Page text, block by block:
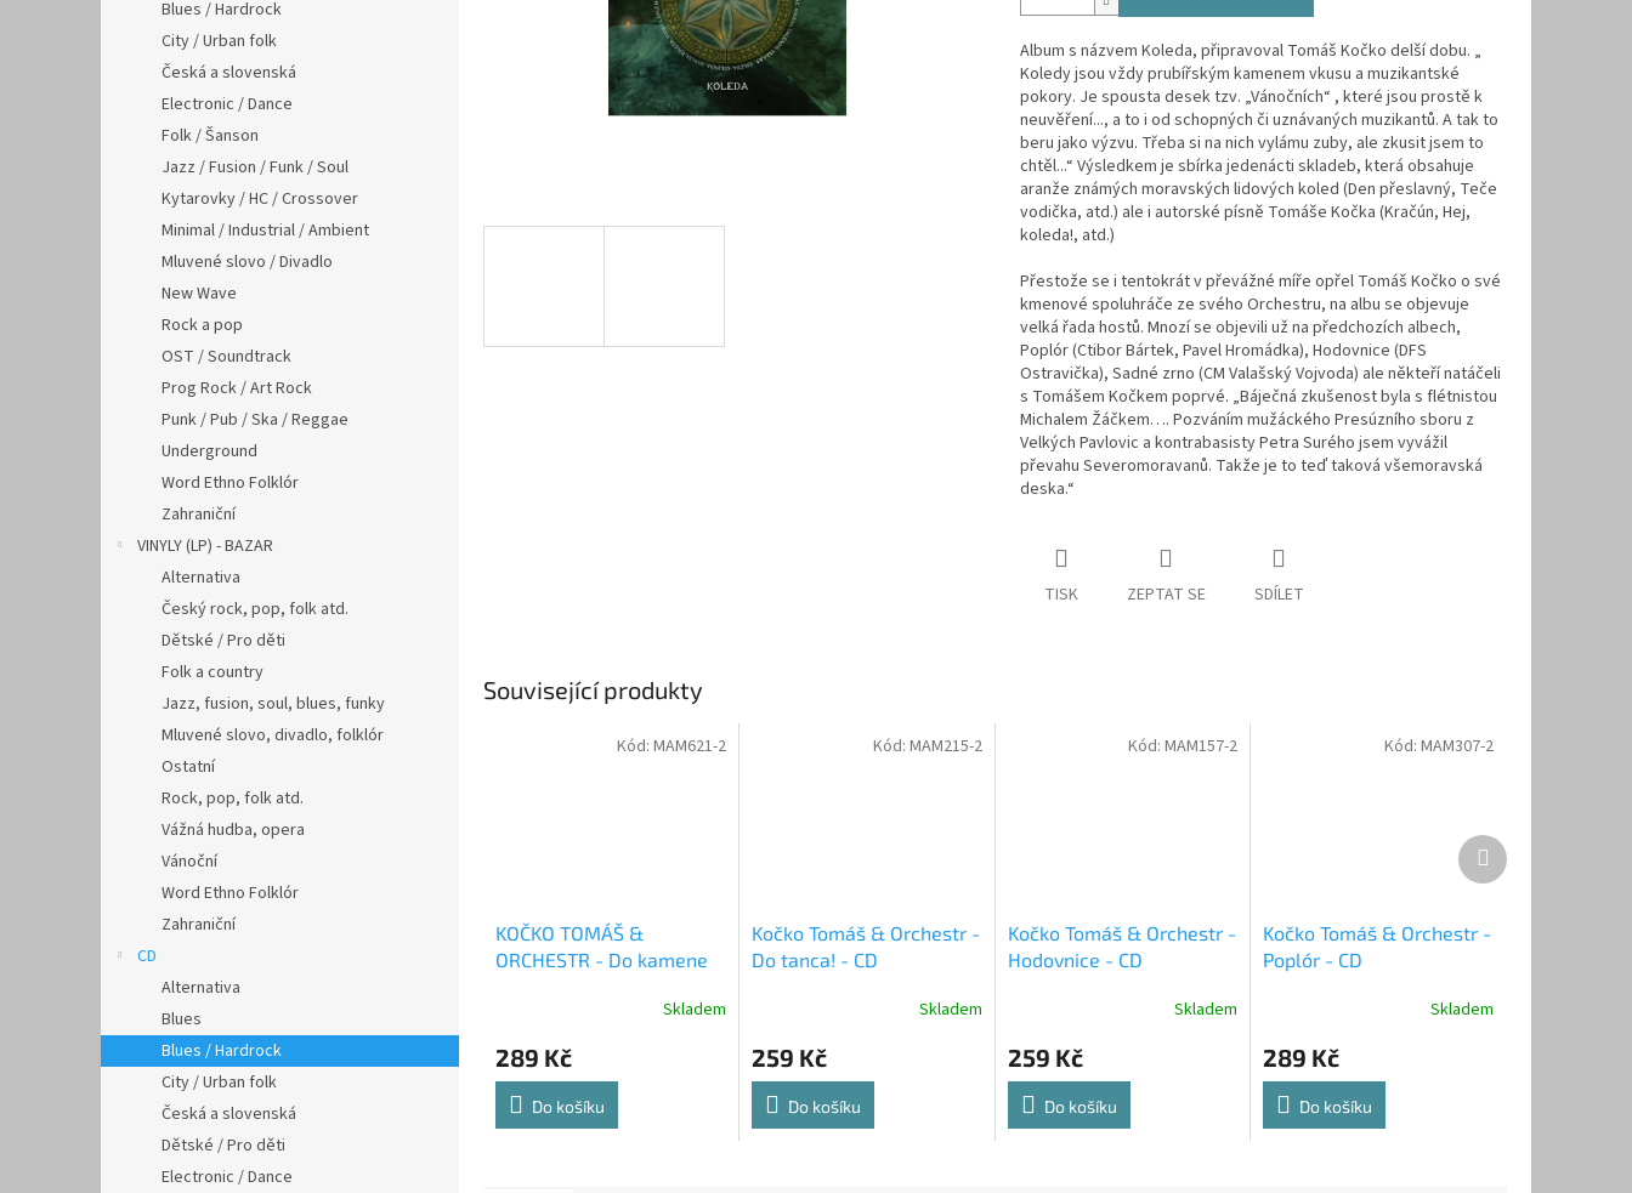
Blues / Hardrock
City / Urban folk
Česká a slovenská
Electronic / Dance
Folk / Šanson
Jazz / Fusion / Funk / Soul
Kytarovky / HC / Crossover
Minimal / Industrial / Ambient
Mluvené slovo / Divadlo
New Wave
Rock a pop
OST / Soundtrack
Prog Rock / Art Rock
Punk / Pub / Ska / Reggae
Underground
Word Ethno Folklór
Zahraniční
VINYLY (LP) - BAZAR
Alternativa
Český rock, pop, folk atd.
Dětské / Pro děti
Folk a country
Jazz, fusion, soul, blues, funky
Mluvené slovo, divadlo, folklór
Ostatní
Rock, pop, folk atd.
Vážná hudba, opera
Vánoční
Word Ethno Folklór
Zahraniční
CD
Alternativa
Blues
Blues / Hardrock
City / Urban folk
Česká a slovenská
Dětské / Pro děti
Electronic / Dance
Album s názvem Koleda, připravoval Tomáš Kočko delší dobu. „
Koledy jsou vždy prubířským kamenem vkusu a muzikantské
pokory. Je spousta desek tzv. „Vánočních“ , které jsou prostě k
neuvěření..., a to i od schopných či uznávaných muzikantů. A tak to
beru jako výzvu. Třeba si na nich vylámu zuby, ale zkusit jsem to
chtěl...“ Výsledkem je sbírka jedenácti skladeb, která obsahuje
aranže známých moravských lidových koled (Den přeslavný, Teče
vodička, atd.) ale i autorské písně Tomáše Kočka (Kračún, Hej,
koleda!, atd.)
Přestože se i tentokrát v převážné míře opřel Tomáš Kočko o své
kmenové spoluhráče ze svého Orchestru, na albu se objevuje
velká řada hostů. Mnozí se objevili už na předchozích albech,
Poplór (Ctibor Bártek, Pavel Hromádka), Hodovnice (DFS
Ostravička), Sadné zrno (CM Valašský Vojvoda) ale někteří natáčeli
s Tomášem Kočkem poprvé. „Báječná zkušenost byla s flétnistou
Michalem Žáčkem…. Pozváním mužáckého Presúzního sboru z
Velkých Pavlovic a kontrabasisty Petra Surého jsem vyvážil
převahu Severomoravanů. Takže je to teď taková všemoravská
deska.“
TISK ZEPTAT SE SDÍLET
Související produkty
KOČKO TOMÁŠ &
ORCHESTR - Do kamene
Skladem
289 Kč
Do košíku
Kód: MAM621-2
Kočko Tomáš & Orchestr -
Do tanca! - CD
Skladem
259 Kč
Do košíku
Kód: MAM215-2
Kočko Tomáš & Orchestr -
Hodovnice - CD
Skladem
259 Kč
Do košíku
Kód:MAM157-2
Kočko Tomáš & Orchestr -
Poplór - CD
Skladem
289 Kč
Do košíku
Kód: MAM307-2
Další
produkt